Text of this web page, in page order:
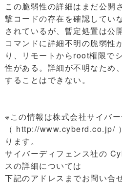
この脆弱性の詳細はまだ公開
撃コードの存在を確認してい
されているが、暫定処置は公
コマンドに詳細不明の脆弱性
り、リモートからroot権限で
性がある。詳細が不明なため
することはできない。
※この情報は株式会社サイバ
（ http://www.cyberd.co.jp/
ります。
サイバーディフェンス社の
スの詳細については
下記のアドレスまでお問い合